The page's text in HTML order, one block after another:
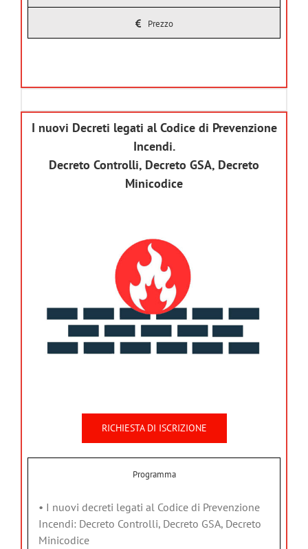
Prezzo
I nuovi Decreti legati al Codice di Prevenzione
Incendi.
Decreto Controlli, Decreto GSA, Decreto
Minicodice
RICHIESTA DI ISCRIZIONE
Programma
• I nuovi decreti legati al Codice di Prevenzione
Incendi: Decreto Controlli, Decreto GSA, Decreto
Minicodice